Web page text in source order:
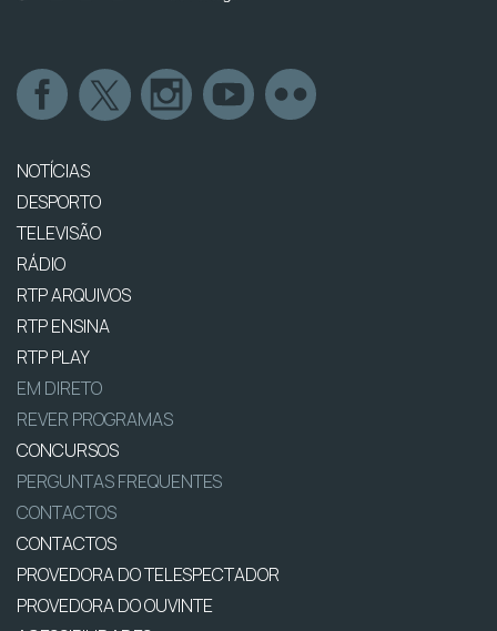
NOTÍCIAS
DESPORTO
TELEVISÃO
RÁDIO
RTP ARQUIVOS
RTP ENSINA
RTP PLAY
EM DIRETO
REVER PROGRAMAS
CONCURSOS
PERGUNTAS FREQUENTES
CONTACTOS
CONTACTOS
PROVEDORA DO TELESPECTADOR
PROVEDORA DO OUVINTE